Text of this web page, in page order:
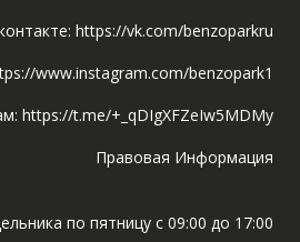
https://vk.com/benzoparkru
www.instagram.com/benzopark1
https://t.me/+_qDIgXFZeIw5MDMy
Правовая Информация
по пятницу с 09:00 до 17:00